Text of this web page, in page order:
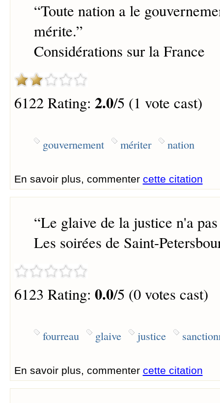
“Toute nation a le
mérite.”
Considérations sur la France
6122 Rating: 2.0/5 (1 vote cast)
gouvernement mériter nation
En savoir plus, commenter cette citation
“Le glaive de la justice n'a
Les soirées de Saint-
6123 Rating: 0.0/5 (0 votes cast)
fourreau glaive justice
En savoir plus, commenter cette citation